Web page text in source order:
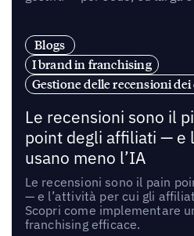
Blogs
I brand in franchising
Gestione delle recensioni
Le recensioni sono il
point degli affiliati — e
usano meno l’IA
Le recensioni sono il pain
— e l’attività per cui gli
Scopri come implementare
franchising efficace.